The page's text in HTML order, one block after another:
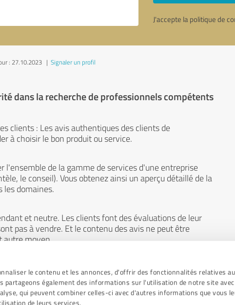
le contenu et les annonces, d'offrir des fonctionnalités relatives
partageons également des informations sur l'utilisation de notre site
qui peuvent combiner celles-ci avec d'autres informations que vous
de leurs services.
J'accepte la politique de
: 27.10.2023 | Signaler un profil
dans la recherche de professionnels compétents
clients : Les avis authentiques des clients de
à choisir le bon produit ou service.
l'ensemble de la gamme de services d'une entreprise
le conseil). Vous obtenez ainsi un aperçu détaillé de la
les domaines.
et neutre. Les clients font des évaluations de leur
pas à vendre. Et le contenu des avis ne peut être
moyen.